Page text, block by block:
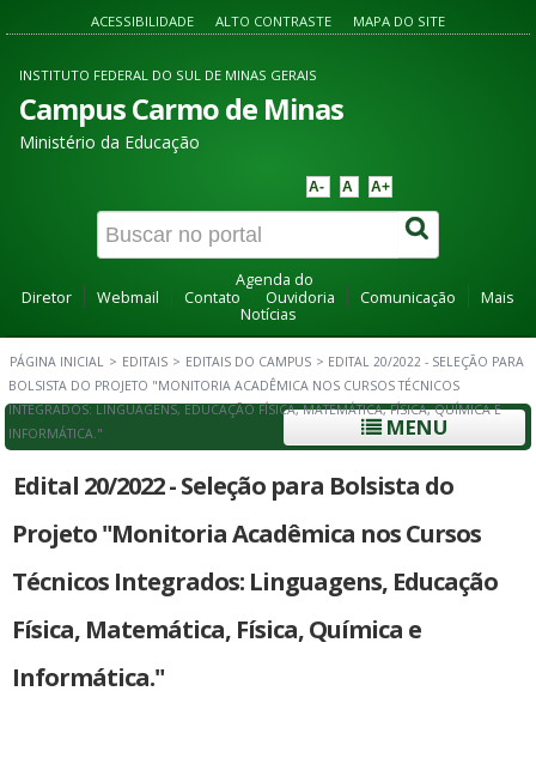
ACESSIBILIDADE ALTO CONTRASTE MAPA DO SITE
INSTITUTO FEDERAL DO SUL DE MINAS GERAIS
Campus Carmo de Minas
Ministério da Educação
A- A A+
Agenda do
Diretor
Webmail Contato Ouvidoria Comunicação
Mais
Notícias
PÁGINA INICIAL > EDITAIS > EDITAIS DO CAMPUS > EDITAL 20/2022 - SELEÇÃO PARA
BOLSISTA DO PROJETO "MONITORIA ACADÊMICA NOS CURSOS TÉCNICOS
INTEGRADOS: LINGUAGENS, EDUCAÇÃO FÍSICA, MATEMÁTICA, FÍSICA, QUÍMICA E
INFORMÁTICA."
MENU
Edital 20/2022 - Seleção para Bolsista do
Projeto "Monitoria Acadêmica nos Cursos
Técnicos Integrados: Linguagens, Educação
Física, Matemática, Física, Química e
Informática."